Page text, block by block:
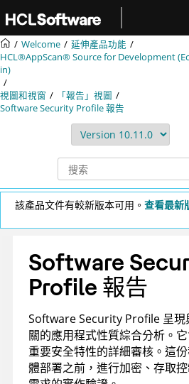
Welcome
延伸產品功能
HCL®AppScan® Source for Development
in)
視圖和視窗
「報告」視圖
Software Security Profile 報告
該產品文件有較新版本可用。 查看最新
Software
Profile 報告
Software Security Profile 呈現
關的應用程式性質綜合分析。
重要安全特性的詳細審核。這
體部署之前，進行加密、存取